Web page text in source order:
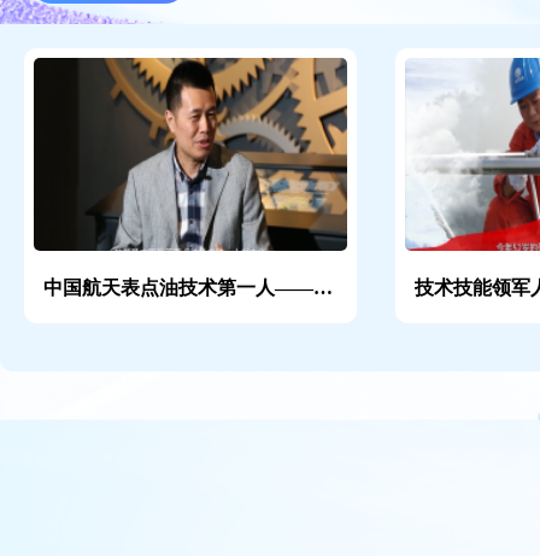
中国航天表点油技术第一人——刘中华 技术技能领